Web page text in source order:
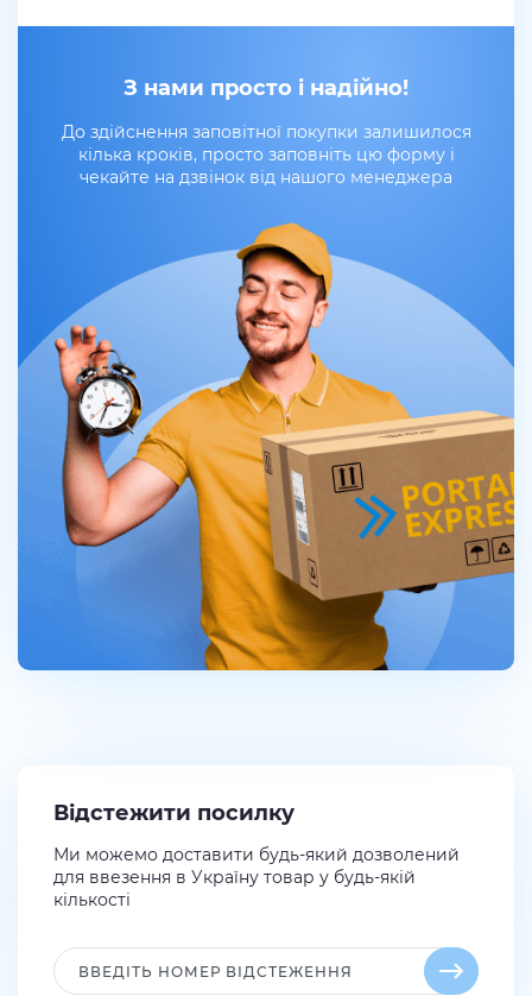
З нами просто і надійно!
До здійснення заповітної покупки залишилося
кілька кроків, просто заповніть цю форму і
чекайте на дзвінок від нашого менеджера
Відстежити посилку
Ми можемо доставити будь-який дозволений
для ввезення в Україну товар у будь-якій
кількості